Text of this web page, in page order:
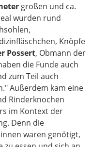
großen und ca.
wurden rund
Knöpfe
Possert, Obmann der
die Funde auch
zum Teil auch
Außerdem kam eine
Rinderknochen
im Kontext der
Denn die
waren genötigt,